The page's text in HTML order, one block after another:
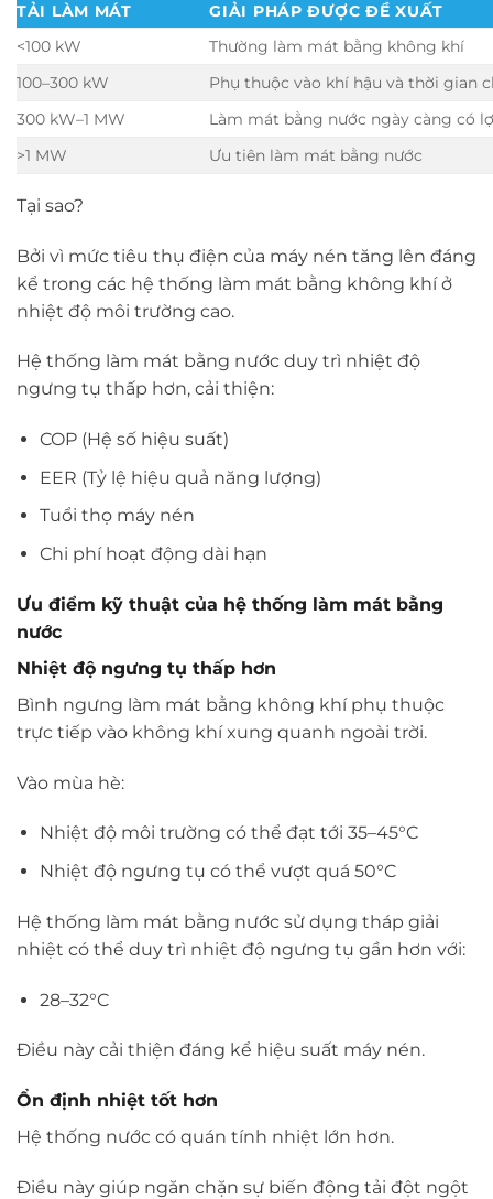
TẢI LÀM MÁT
GIẢI PHÁP ĐƯỢC ĐỀ XUẤT
<100 kW
Thường làm mát bằng không khí
100–300 kW
Phụ thuộc vào khí hậu và thời gian
300 kW–1 MW
Làm mát bằng nước ngày càng có
>1 MW
Ưu tiên làm mát bằng nước
Tại sao?
Bởi vì mức tiêu thụ điện của máy nén tăng lên đáng
kể trong các hệ thống làm mát bằng không khí ở
nhiệt độ môi trường cao.
Hệ thống làm mát bằng nước duy trì nhiệt độ
ngưng tụ thấp hơn, cải thiện:
COP (Hệ số hiệu suất)
EER (Tỷ lệ hiệu quả năng lượng)
Tuổi thọ máy nén
Chi phí hoạt động dài hạn
Ưu điểm kỹ thuật của hệ thống làm mát bằng
nước
Nhiệt độ ngưng tụ thấp hơn
Bình ngưng làm mát bằng không khí phụ thuộc
trực tiếp vào không khí xung quanh ngoài trời.
Vào mùa hè:
Nhiệt độ môi trường có thể đạt tới 35–45°C
Nhiệt độ ngưng tụ có thể vượt quá 50°C
Hệ thống làm mát bằng nước sử dụng tháp giải
nhiệt có thể duy trì nhiệt độ ngưng tụ gần hơn với:
28–32°C
Điều này cải thiện đáng kể hiệu suất máy nén.
Ổn định nhiệt tốt hơn
Hệ thống nước có quán tính nhiệt lớn hơn.
Điều này giúp ngăn chặn sự biến động tải đột ngột